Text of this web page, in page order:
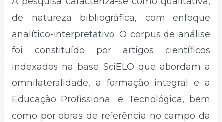
de natureza bibliográfica, com enfoque
analítico-interpretativo. O corpus de análise
foi constituído por artigos científicos
indexados na base SciELO que abordam a
omnilateralidade, a formação integral e a
Educação Profissional e Tecnológica, bem
como por obras de referência no campo da